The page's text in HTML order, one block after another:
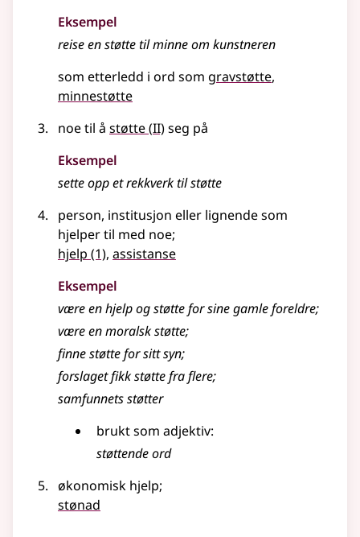
Eksempel
reise enstøttetil minne om kunstneren
som etterledd i ord som gravstøtte
minnestøtte
noe til å støtte(2
II)seg på
Eksempel
sette opp et rekkverk tilstøtte
person, institusjon eller lignendesom
hjelper til med noe;
hjelp (1), assistanse
Eksempel
være en hjelp ogstøttefor sine gamle foreldre;
være en moralskstøtte;
finnestøttefor sitt syn;
forslaget fikkstøttefra flere;
samfunnetsstøtter
brukt som adjektiv:
støttende ord
økonomisk hjelp;
stønad